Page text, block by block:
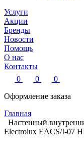
Услуги
Акции
Бренды
Новости
Помощь
О нас
Контакты
0
0
0
Оформление заказа
Главная
Настенный
Electrolux EACS/I-07